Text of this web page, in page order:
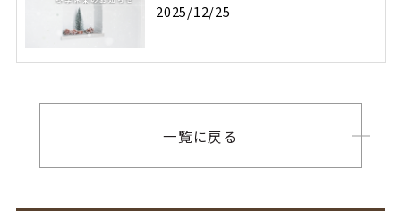
2025/12/25
一覧に戻る